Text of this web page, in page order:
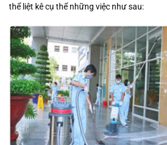
thể liệt kê cụ thể những việc như sau: